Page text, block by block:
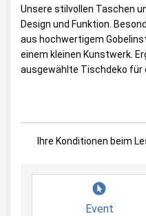
Unsere stilvollen Taschen
Design und Funktion.
aus hochwertigem
einem kleinen Kunstwerk.
ausgewählte Tischdeko für
Ihre Konditionen beim
Event